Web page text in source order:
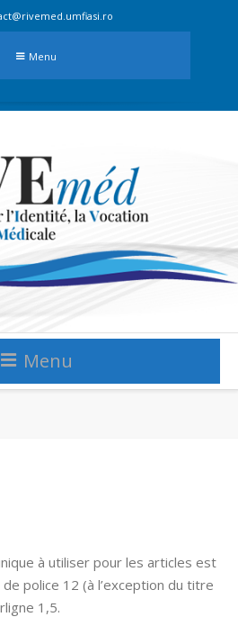
Menu
Menu
à utiliser pour les articles est
police 12 (à l’exception du titre
1,5.